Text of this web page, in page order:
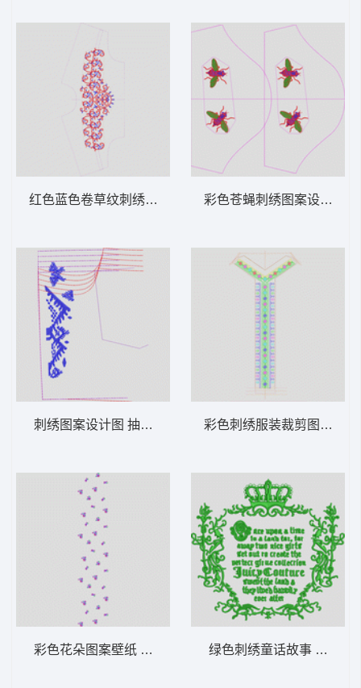
红色蓝色卷草纹刺绣图案 抽象条曲线
刺绣图案设计图 抽象条
彩色花朵图案壁纸 匹绣小花
彩色苍蝇刺绣图案设计图
彩色刺绣服装裁剪图 十字
绿色刺绣童话故事 字母抽